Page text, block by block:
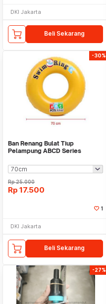
DKI Jakarta
Beli Sekarang
-30%
Ban Renang Bulat Tiup
Pelampung ABCD Series
Rp25.000
Rp 17.500
1
DKI Jakarta
Beli Sekarang
-27%